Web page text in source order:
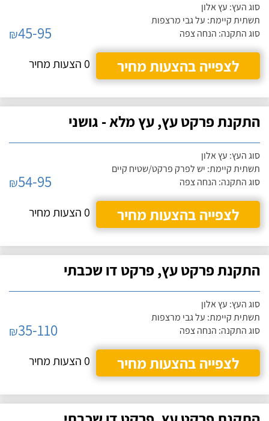
סוג העץ: עץ אלון
תשתית קיימת: על גבי מרצפות
סוג התקנה: הנחה צפה
₪45-95
לצפייה בהצעות מחיר
0 הצעות מחיר
התקנת פרקט עץ, עץ מלא - גושני
סוג העץ: עץ אלון
תשתית קיימת: יש לפרק פרקט/שטיח קיים
סוג התקנה: הנחה צפה
₪54-95
לצפייה בהצעות מחיר
0 הצעות מחיר
התקנת פרקט עץ, פרקט דו שכבתי
סוג העץ: עץ אלון
תשתית קיימת: על גבי מרצפות
סוג התקנה: הנחה צפה
₪35-110
לצפייה בהצעות מחיר
0 הצעות מחיר